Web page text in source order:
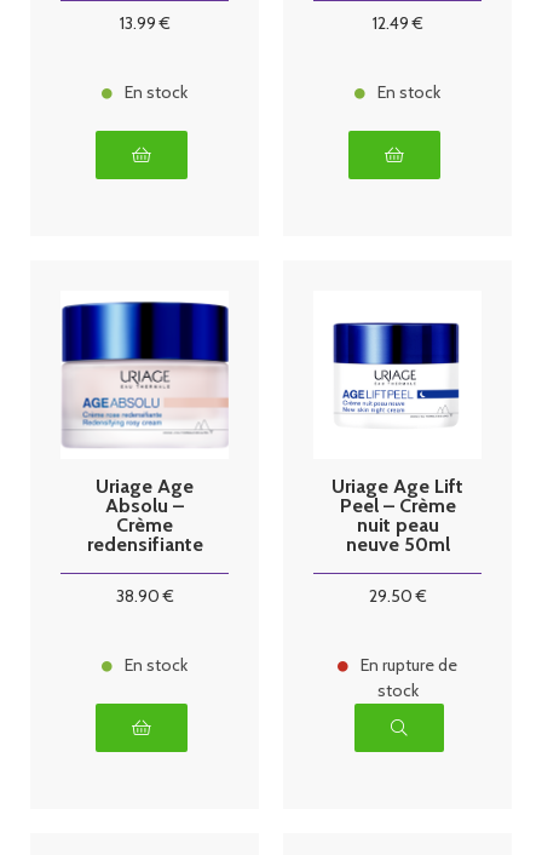
13.99€
En stock
12.49€
En stock
Uriage Age
Absolu –
Crème
redensifiante
38.90€
En stock
Uriage Age Lift
Peel – Crème
nuit peau
neuve 50ml
29.50€
En rupture de
stock